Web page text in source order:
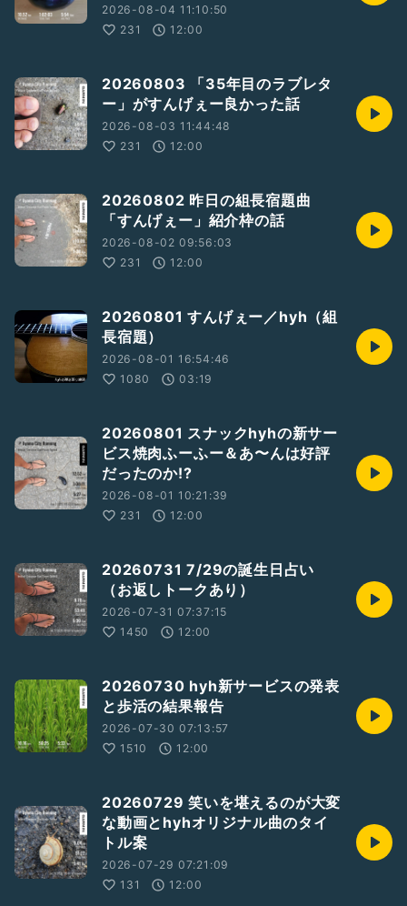
2026-08-04 11:10:50
231
12:00
20260803 「35年目のラブレタ
ー」がすんげぇー良かった話
2026-08-03 11:44:48
231
12:00
20260802 昨日の組長宿題曲
「すんげぇー」紹介枠の話
2026-08-02 09:56:03
231
12:00
20260801 すんげぇー／hyh（組
長宿題）
2026-08-01 16:54:46
1080
03:19
20260801 スナックhyhの新サー
ビス焼肉ふーふー＆あ〜んは好評
だったのか!?
2026-08-01 10:21:39
231
12:00
20260731 7/29の誕生日占い
（お返しトークあり）
2026-07-31 07:37:15
1450
12:00
20260730 hyh新サービスの発表
と歩活の結果報告
2026-07-30 07:13:57
1510
12:00
20260729 笑いを堪えるのが大変
な動画とhyhオリジナル曲のタイ
トル案
2026-07-29 07:21:09
131
12:00